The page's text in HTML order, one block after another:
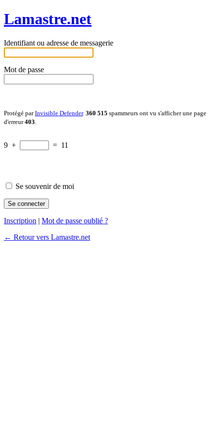
Lamastre.net
Identifiant ou adresse de messagerie
Mot de passe
Protégé parInvisible Defender. 360 515 spammeurs ont vu s'afficher une page
d'erreur403
9 + = 11
Se souvenir de moi
Inscription | Mot de passe oublié ?
← Retour vers Lamastre.net